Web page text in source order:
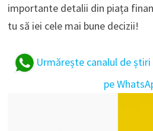
importante detalii din piața
tu să iei cele mai bune decizii!
Urmărește canalul de
pe